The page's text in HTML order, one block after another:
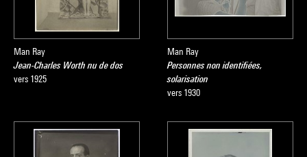
Man Ray
Jean-Charles Worth nu de dos
vers 1925
Man Ray
Personnes non identifiées,
solarisation
vers 1930